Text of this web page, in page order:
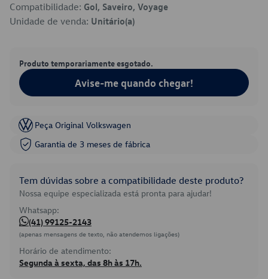
Compatibilidade: Gol, Saveiro, Voyage
Unidade de venda: Unitário(a)
Produto temporariamente esgotado.
Avise-me quando chegar!
Peça Original Volkswagen
Garantia de 3 meses de fábrica
Tem dúvidas sobre a compatibilidade deste produto?
Nossa equipe especializada está pronta para ajudar!
Whatsapp:
(41) 99125-2143
(apenas mensagens de texto, não atendemos ligações)
Horário de atendimento:
Segunda à sexta, das 8h às 17h.